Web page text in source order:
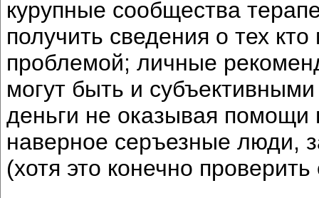
курупные сообщества
получить сведения о тех
проблемой; личные
могут быть и
деньги не оказывая
наверное серъезные люди,
(хотя это конечно